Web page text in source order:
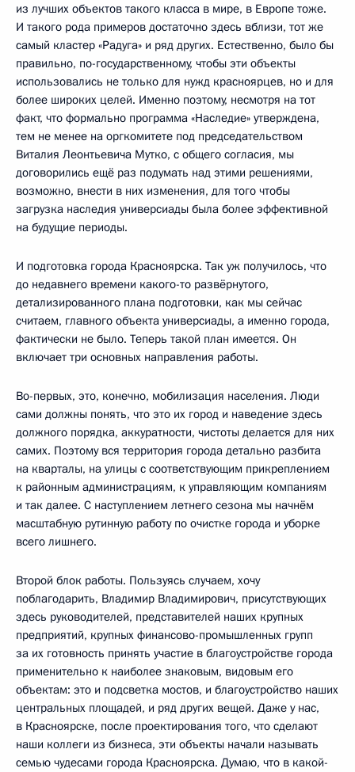
из лучших объектов такого класса в мире, в Европе тоже.
И такого рода примеров достаточно здесь вблизи, тот же
самый кластер «Радуга» и ряд других. Естественно, было бы
правильно, по-государственному, чтобы эти объекты
использовались не только для нужд красноярцев, но и для
более широких целей. Именно поэтому, несмотря на тот
факт, что формально программа «Наследие» утверждена,
тем не менее на оргкомитете под председательством
Виталия Леонтьевича Мутко, с общего согласия, мы
договорились ещё раз подумать над этими решениями,
возможно, внести в них изменения, для того чтобы
загрузка наследия универсиады была более эффективной
на будущие периоды.
И подготовка города Красноярска. Так уж получилось, что
до недавнего времени какого-то развёрнутого,
детализированного плана подготовки, как мы сейчас
считаем, главного объекта универсиады, а именно города,
фактически не было. Теперь такой план имеется. Он
включает три основных направления работы.
Во-первых, это, конечно, мобилизация населения. Люди
сами должны понять, что это их город и наведение здесь
должного порядка, аккуратности, чистоты делается для них
самих. Поэтому вся территория города детально разбита
на кварталы, на улицы с соответствующим прикреплением
к районным администрациям, к управляющим компаниям
и так далее. С наступлением летнего сезона мы начнём
масштабную рутинную работу по очистке города и уборке
всего лишнего.
Второй блок работы. Пользуясь случаем, хочу
поблагодарить, Владимир Владимирович, присутствующих
здесь руководителей, представителей наших крупных
предприятий, крупных финансово-промышленных групп
за их готовность принять участие в благоустройстве города
применительно к наиболее знаковым, видовым его
объектам: это и подсветка мостов, и благоустройство наших
центральных площадей, и ряд других вещей. Даже у нас,
в Красноярске, после проектирования того, что сделают
наши коллеги из бизнеса, эти объекты начали называть
семью чудесами города Красноярска. Думаю, что в какой-